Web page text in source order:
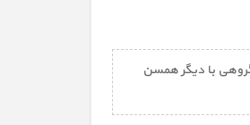
با دیگر همسن